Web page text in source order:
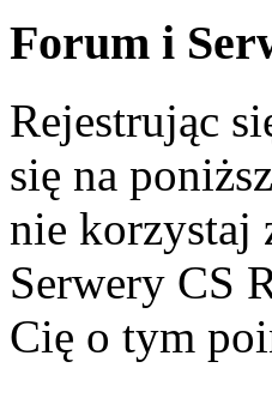
Forum i
Rejestrując
się na
nie korzystaj
Serwery CS
Cię o tym